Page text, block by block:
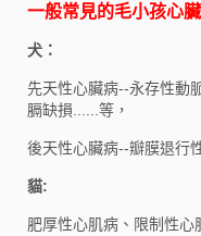
一般常見的毛小孩心
犬：
先天性心臟病--永存性動
膈缺損......等，
後天性心臟病--瓣膜退行
貓:
肥厚性心肌病、限制性心